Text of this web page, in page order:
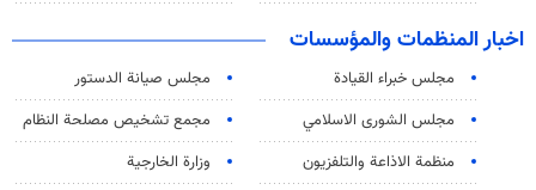
اخبار المنظمات والمؤسسات
مجلس خبراء القيادة
مجلس صيانة الدستور
مجلس الشورى الاسلامي
مجمع تشخيص مصلحة النظام
منظمة الاذاعة والتلفزیون
وزارة الخارجية